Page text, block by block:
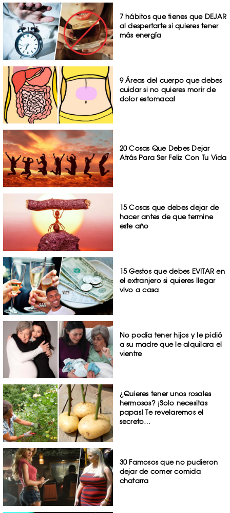
7 hábitos que tienes que DEJAR
al despertarte si quieres tener
más energía
9 Áreas del cuerpo que debes
cuidar si no quieres morir de
dolor estomacal
20 Cosas Que Debes Dejar
Atrás Para Ser Feliz Con Tu Vida
15 Cosas que debes dejar de
hacer antes de que termine
este año
15 Gestos que debes EVITAR en
el extranjero si quieres llegar
vivo a casa
No podía tener hijos y le pidió
a su madre que le alquilara el
vientre
¿Quieres tener unos rosales
hermosos? ¡Solo necesitas
papas! Te revelaremos el
secreto…
30 Famosos que no pudieron
dejar de comer comida
chatarra